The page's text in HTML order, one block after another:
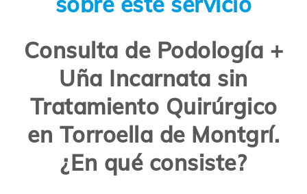
Consulta de Podología +
Uña Incarnata sin
Tratamiento Quirúrgico
en Torroella de Montgrí.
¿En qué consiste?